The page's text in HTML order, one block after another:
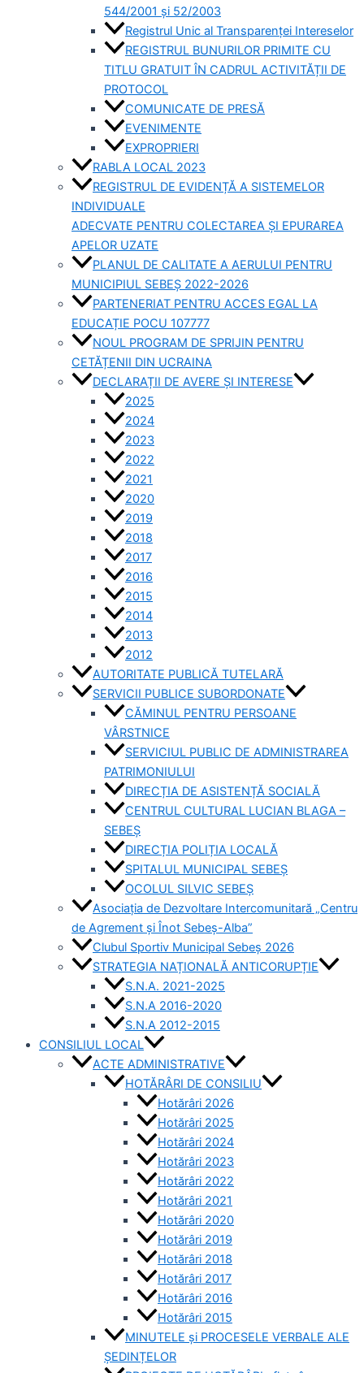
544/2001 și 52/2003
Registrul Unic al Transparenței Intereselor
REGISTRUL BUNURILOR PRIMITE CU
TITLU GRATUIT ÎN CADRUL ACTIVITĂȚII DE
PROTOCOL
COMUNICATE DE PRESĂ
EVENIMENTE
EXPROPRIERI
RABLA LOCAL 2023
REGISTRUL DE EVIDENȚĂ A SISTEMELOR
INDIVIDUALE
ADECVATE PENTRU COLECTAREA ȘI EPURAREA
APELOR UZATE
PLANUL DE CALITATE A AERULUI PENTRU
MUNICIPIUL SEBEȘ 2022-2026
PARTENERIAT PENTRU ACCES EGAL LA
EDUCAȚIE POCU 107777
NOUL PROGRAM DE SPRIJIN PENTRU
CETĂȚENII DIN UCRAINA
DECLARAȚII DE AVERE ȘI INTERESE
2025
2024
2023
2022
2021
2020
2019
2018
2017
2016
2015
2014
2013
2012
AUTORITATE PUBLICĂ TUTELARĂ
SERVICII PUBLICE SUBORDONATE
CĂMINUL PENTRU PERSOANE
VÂRSTNICE
SERVICIUL PUBLIC DE ADMINISTRAREA
PATRIMONIULUI
DIRECȚIA DE ASISTENȚĂ SOCIALĂ
CENTRUL CULTURAL LUCIAN BLAGA –
SEBEȘ
DIRECȚIA POLIȚIA LOCALĂ
SPITALUL MUNICIPAL SEBEȘ
OCOLUL SILVIC SEBEȘ
Asociația de Dezvoltare Intercomunitară „Centru
de Agrement și Înot Sebeș-Alba”
Clubul Sportiv Municipal Sebeș 2026
STRATEGIA NAȚIONALĂ ANTICORUPȚIE
S.N.A. 2021-2025
S.N.A 2016-2020
S.N.A 2012-2015
CONSILIUL LOCAL
ACTE ADMINISTRATIVE
HOTĂRÂRI DE CONSILIU
Hotărâri 2026
Hotărâri 2025
Hotărâri 2024
Hotărâri 2023
Hotărâri 2022
Hotărâri 2021
Hotărâri 2020
Hotărâri 2019
Hotărâri 2018
Hotărâri 2017
Hotărâri 2016
Hotărâri 2015
MINUTELE și PROCESELE VERBALE ALE
ȘEDINȚELOR